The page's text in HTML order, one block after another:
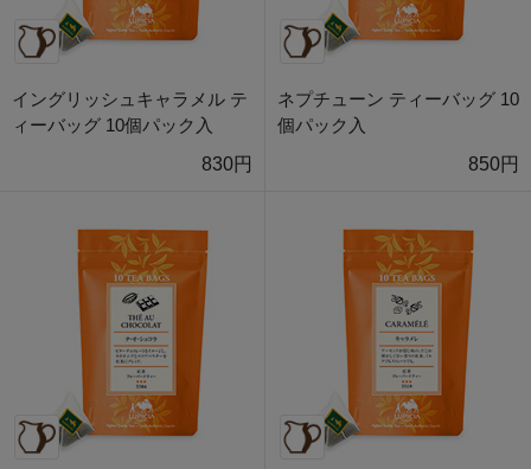
イングリッシュキャラメル テ
ィーバッグ 10個パック入
830円
ネプチューン ティーバッグ 10
個パック入
850円